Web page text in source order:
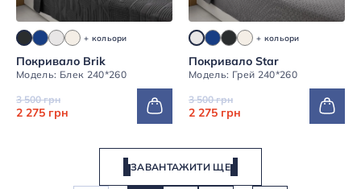
+ кольори
Покривало Brik
Модель: Блек 240*260
3 500 грн
2 275 грн
+ кольори
Покривало Star
Модель: Грей 240*260
3 500 грн
2 275 грн
ЗАВАНТАЖИТИ ЩЕ